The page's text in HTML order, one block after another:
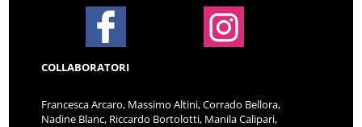
COLLABORATORI
Francesca Arcaro, Massimo Altini, Corrado Bellora,
Nadine Blanc, Riccardo Bortolotti, Manila Calipari,